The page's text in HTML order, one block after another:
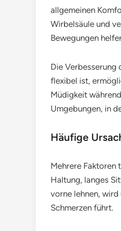
allgemeinen
Wirbelsäule und
Bewegungen
Die Verbesserung
flexibel ist,
Müdigkeit
Umgebungen, in
Häufige
Mehrere Faktoren
Haltung, langes
vorne lehnen,
Schmerzen führt.